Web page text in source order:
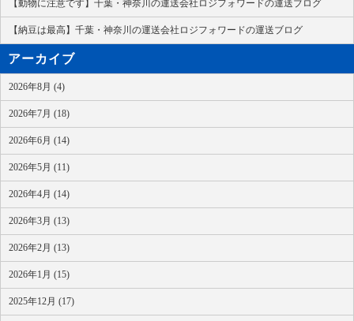
【動物に注意です】千葉・神奈川の運送会社ロジフォワードの運送ブログ
【納豆は最高】千葉・神奈川の運送会社ロジフォワードの運送ブログ
アーカイブ
2026年8月 (4)
2026年7月 (18)
2026年6月 (14)
2026年5月 (11)
2026年4月 (14)
2026年3月 (13)
2026年2月 (13)
2026年1月 (15)
2025年12月 (17)